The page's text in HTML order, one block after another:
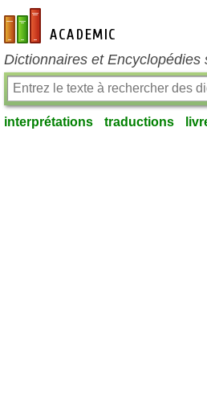
fr-academic.com
Dictionnaires et Encyclopédies
interprétations traductions